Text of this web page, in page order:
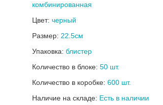
комбинированная
Цвет: черный
Размер: 22.5см
Упаковка: блистер
Количество в блоке: 50 шт.
Количество в коробке: 600 шт.
Наличие на складе: Есть в наличии